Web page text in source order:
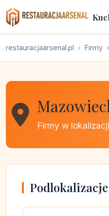
restauracjaarsenal.pl Firmy
Firmy w
Podlokalizacje